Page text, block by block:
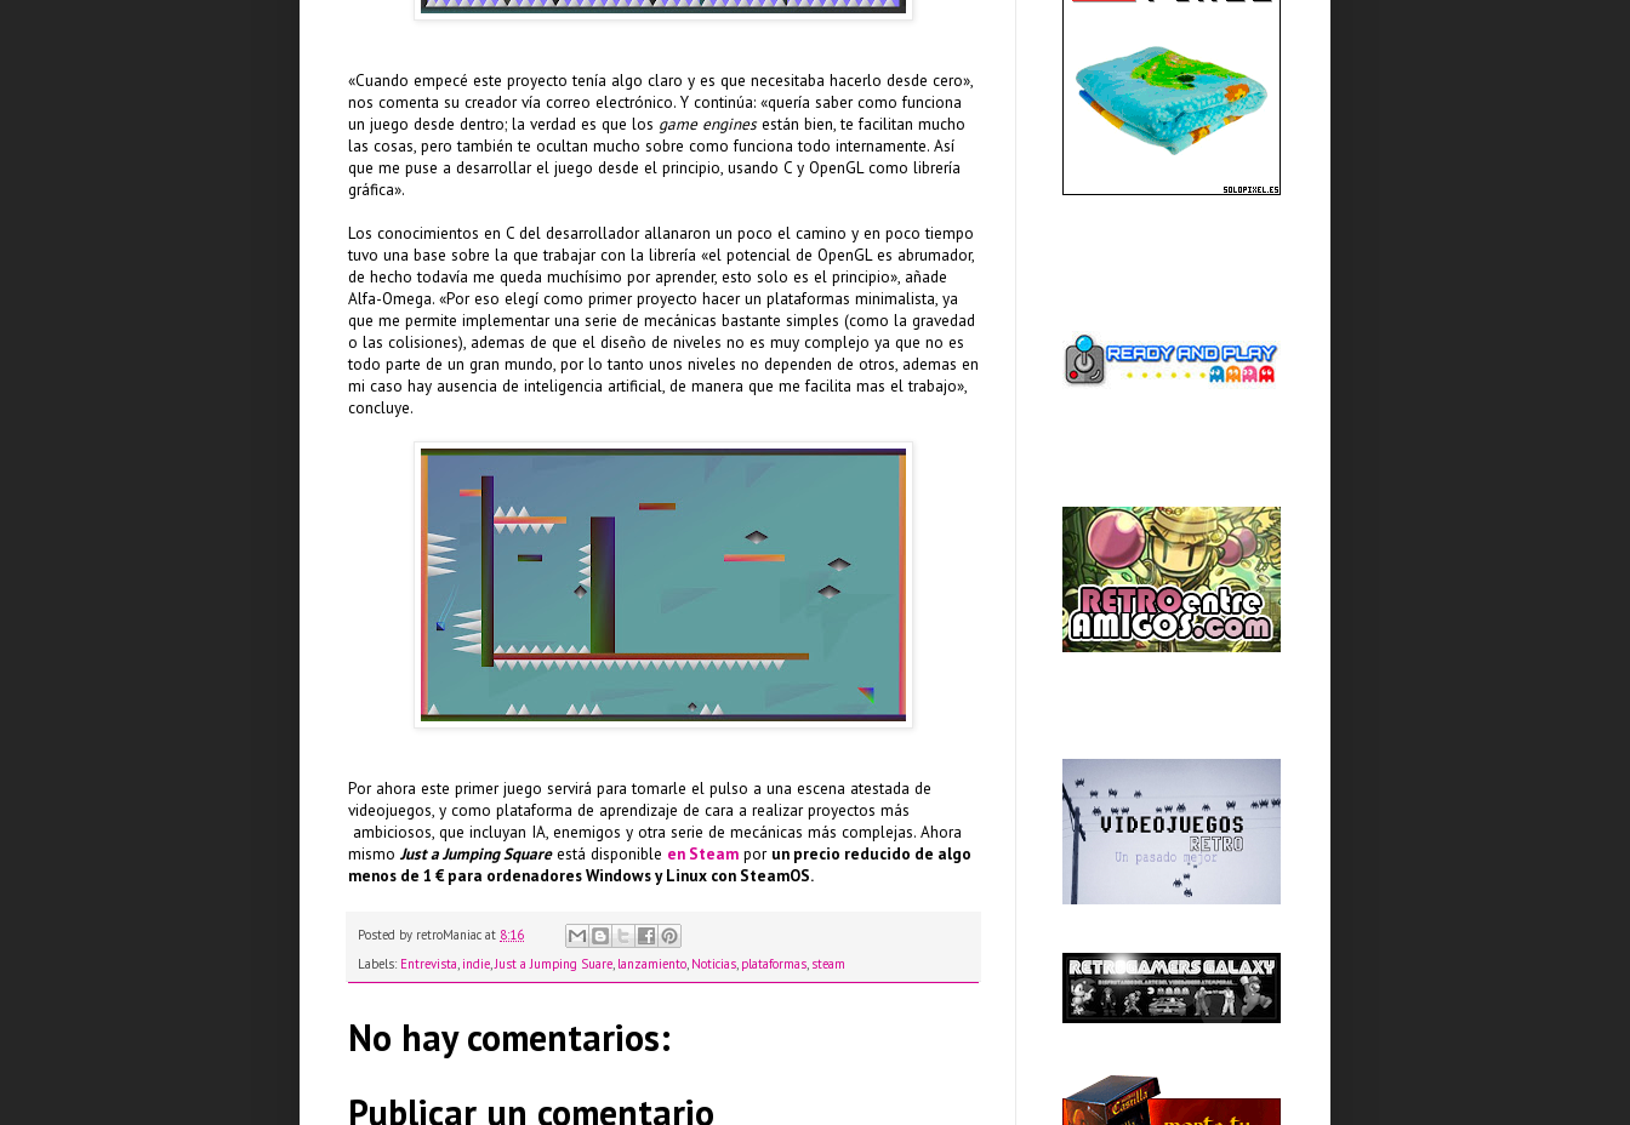
«Cuando empecé este proyecto tenía algo claro y es que necesitaba hacerlo desde cero»,
nos comenta su creador vía correo electrónico. Y continúa: «quería saber como funciona
un juego desde dentro; la verdad es que los game enginesestán bien, te facilitan mucho
las cosas, pero también te ocultan mucho sobre como funciona todo internamente. Así
que me puse a desarrollar el juego desde el principio, usando C y OpenGL como librería
gráfica».
Los conocimientos en C del desarrollador allanaron un poco el camino y en poco tiempo
tuvo una base sobre la que trabajar con la librería «el potencial de OpenGL es abrumador,
de hecho todavía me queda muchísimo por aprender, esto solo es el principio», añade
Alfa-Omega. «Por eso elegí como primer proyecto hacer un plataformas minimalista, ya
que me permite implementar una serie de mecánicas bastante simples (como la gravedad
o las colisiones), ademas de que el diseño de niveles no es muy complejo ya que no es
todo parte de un gran mundo, por lo tanto unos niveles no dependen de otros, ademas en
mi caso hay ausencia de inteligencia artificial, de manera que me facilita mas el trabajo»,
concluye.
Por ahora este primer juego servirá para tomarle el pulso a una escena atestada de
videojuegos, y como plataforma de aprendizaje de cara a realizar proyectos más
ambiciosos, que incluyan IA, enemigos y otra serie de mecánicas más complejas. Ahora
mismo Just a Jumping Squareestá disponible en Steam por un precio reducido de algo
menos de 1 € para ordenadores Windows y Linux con SteamOS.
Posted by retroManiac at 8:16
Labels: Entrevista, indie,Just a Jumping Suare, lanzamiento, Noticias, plataformas, steam
No hay comentarios:
Publicar un comentario